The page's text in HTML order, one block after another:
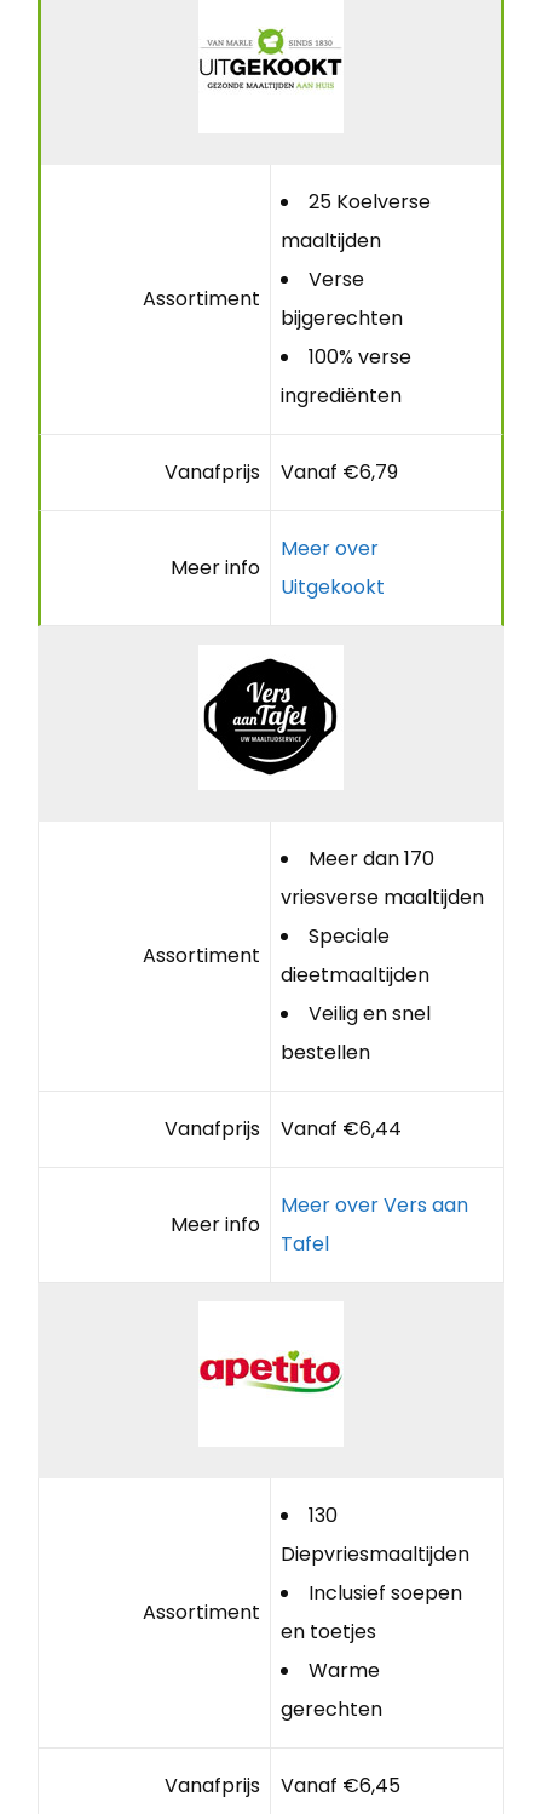
Assortiment
25 Koelverse
maaltijden
Verse
bijgerechten
100% verse
ingrediënten
Vanafprijs Vanaf €6,79
Meer info
Meer over
Uitgekookt
Assortiment
Meer dan 170
vriesverse maaltijden
Speciale
dieetmaaltijden
Veilig en snel
bestellen
Vanafprijs Vanaf €6,44
Meer info
Meer over Vers aan
Tafel
Assortiment
130
Diepvriesmaaltijden
Inclusief soepen
en toetjes
Warme
gerechten
Vanafprijs Vanaf €6,45